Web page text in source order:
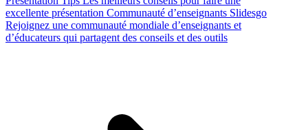
excellente présentation Communauté d’enseignants Slidesgo
Rejoignez une communauté mondiale d’enseignants et
d’éducateurs qui partagent des conseils et des outils